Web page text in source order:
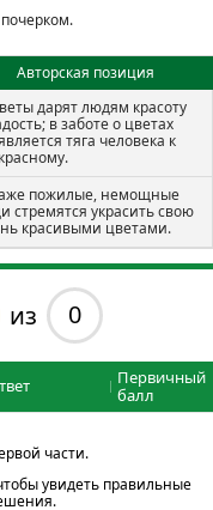
Авторская позиция
дарят людям красоту
в заботе о цветах
тяга человека к
пожилые, немощные
стремятся украсить свою
красивыми цветами.
из 0
Первичный
балл
части.
увидеть правильные